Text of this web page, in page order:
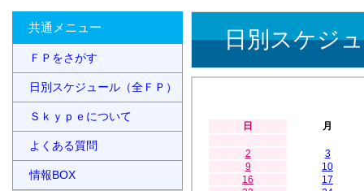
日別スケジ
日 月
2
3
9
10
16
17
共通メニュー
ＦＰをさがす
日別スケジュール（全ＦＰ）
Ｓｋｙｐｅについて
よくある質問
情報BOX